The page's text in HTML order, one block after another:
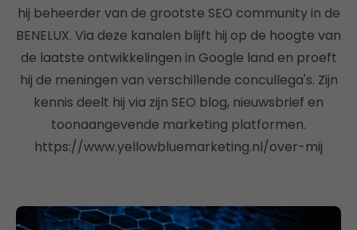
hij beheerder van de grootste SEO community in de
BENELUX. Via deze kanalen blijft hij op de hoogte van
de laatste ontwikkelingen in Google land en proeft
hij de meningen van verschillende concullega's. Zijn
kennis deelt hij via zijn SEO blog, nieuwsbrief en
toonaangevende marketing platformen.
https://www.yellowbluemarketing.nl/over-mij